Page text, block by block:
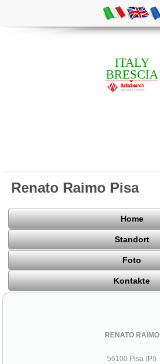
ITALY
BRESCIA
Renato Raimo Pisa
Home
Standort
Foto
Kontakte
RENATO RAIMO
56100 Pisa (PI)